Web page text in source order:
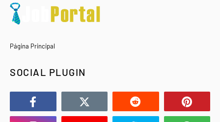
Página Principal
SOCIAL PLUGIN